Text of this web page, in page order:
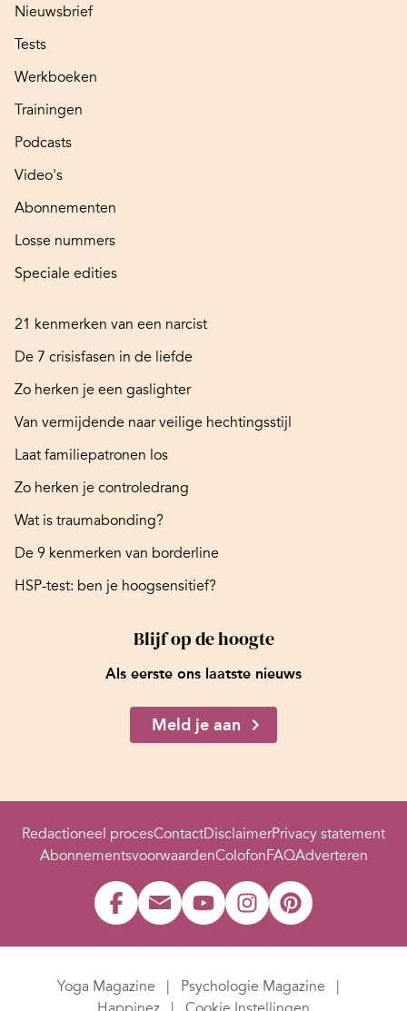
Nieuwsbrief
Tests
Werkboeken
Trainingen
Podcasts
Video's
Abonnementen
Losse nummers
Speciale edities
21 kenmerken van een narcist
De 7 crisisfasen in de liefde
Zo herken je een gaslighter
Van vermijdende naar veilige hechtingsstijl
Laat familiepatronen los
Zo herken je controledrang
Wat is traumabonding?
De 9 kenmerken van borderline
HSP-test: ben je hoogsensitief?
Blijf op de hoogte
Als eerste ons laatste nieuws
Meld je aan
Redactioneel procesContactDisclaimerPrivacy statement
AbonnementsvoorwaardenColofonFAQAdverteren
Yoga Magazine
Psychologie Magazine